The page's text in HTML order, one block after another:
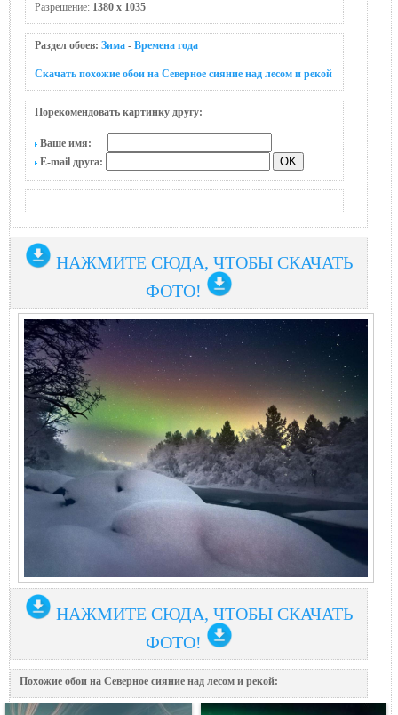
Разрешение: 1380 x 1035
Раздел обоев: Зима - Времена года
Скачать похожие обои на Северное сияние над лесом и рекой
Порекомендовать картинку другу:
Ваше имя:
E-mail друга:
НАЖМИТЕ СЮДА, ЧТОБЫ СКАЧАТЬ
ФОТО!
НАЖМИТЕ СЮДА, ЧТОБЫ СКАЧАТЬ
ФОТО!
Похожие обои на Северное сияние над лесом и рекой: